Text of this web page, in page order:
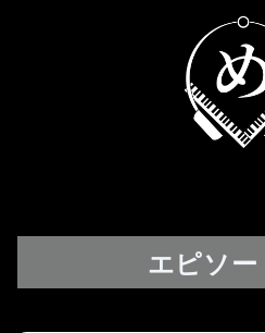
エピソ